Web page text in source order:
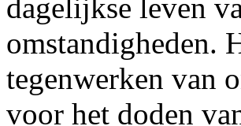
dagelijkse leven
omstandigheden.
tegenwerken van
voor het doden